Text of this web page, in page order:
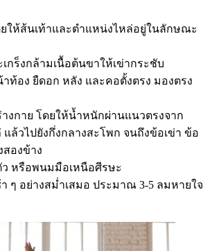
ให้ส้นเท้าและตำแหน่งไหล่อยู่ในลักษณะ
เกร็งกล้ามเนื้อต้นขาให้เข่ากระชับ
าท้อง ยืดอก หลัง และคอตั้งตรง มองตรง
งกาย โดยให้น้ำหนักผ่านแนวตรงจาก
ล้วไปยังกึ่งกลางสะโพก จนถึงข้อเข่า ข้อ
สองข้าง
หรือพนมมือเหนือศีรษะ
ๆ อย่างสม่ำเสมอ ประมาณ 3-5 ลมหายใจ